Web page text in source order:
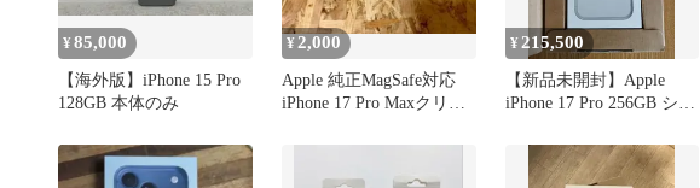
¥85,000
【海外版】iPhone 15 Pro
128GB 本体のみ
¥ 2,000
Apple 純正MagSafe対応
iPhone 17 Pro Maxクリア
¥ 215,500
【新品未開封】Apple
iPhone 17 Pro 256GB シル